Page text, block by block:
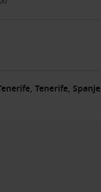
Tenerife, Spanje